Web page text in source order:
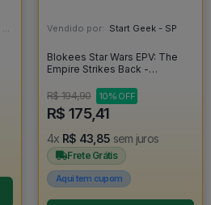
Vendido por: Start Geek - SP
Blokees Star Wars EPV: The
Empire Strikes Back -
R$ 194,90
10% OFF
R$ 175,41
4x R$ 43,85 sem juros
Frete Grátis
Aqui tem cupom